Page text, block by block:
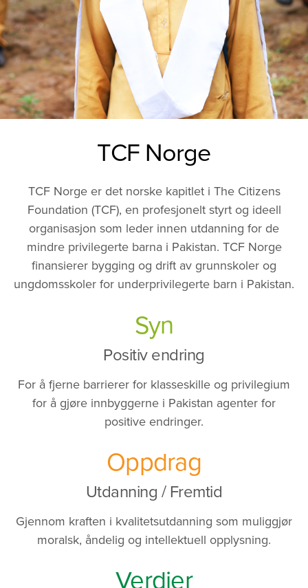
TCF Norge
TCF Norge er det norske kapitlet i The Citizens
Foundation (TCF), en profesjonelt styrt og ideell
organisasjon som leder innen utdanning for de
mindre privilegerte barna i Pakistan. TCF Norge
finansierer bygging og drift av grunnskoler og
ungdomsskoler for underprivilegerte barn i Pakistan.
Syn
Positiv endring
For å fjerne barrierer for klasseskille og privilegium
for å gjøre innbyggerne i Pakistan agenter for
positive endringer.
Oppdrag
Utdanning / Fremtid
Gjennom kraften i kvalitetsutdanning som muliggjør
moralsk, åndelig og intellektuell opplysning.
Verdier